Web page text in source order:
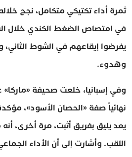
ثمرة أداء تكتيكي متكامل، نجح
في امتصاص الضغط الكندي خلال
يفرضوا إيقاعهم في الشوط
وهدوء.
وفي إسبانيا، خلعت صحيفة
نهائياً صفة «الحصان الأسود»،
يعد يليق بفريق أثبت، مرة أخرى،
اللقب. وأشارت إلى أن الأداء